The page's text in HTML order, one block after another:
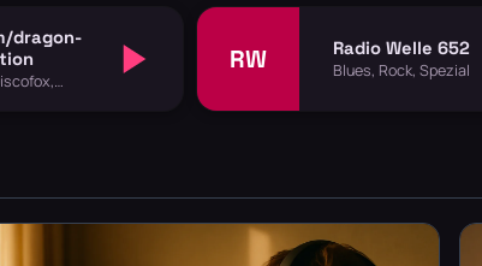
dragon-
RW Radio Welle 652
Blues, Rock, Spezial